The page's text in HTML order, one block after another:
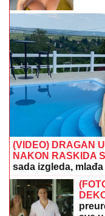
(VIDEO) DRAGAN
NAKON RASKIDA
sada izgleda,